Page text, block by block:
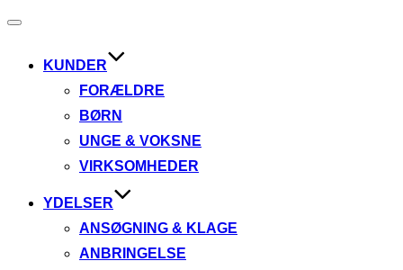
Slå
KUNDER
FORÆLDRE
BØRN
UNGE & VOKSNE
VIRKSOMHEDER
YDELSER
ANSØGNING & KLAGE
ANBRINGELSE